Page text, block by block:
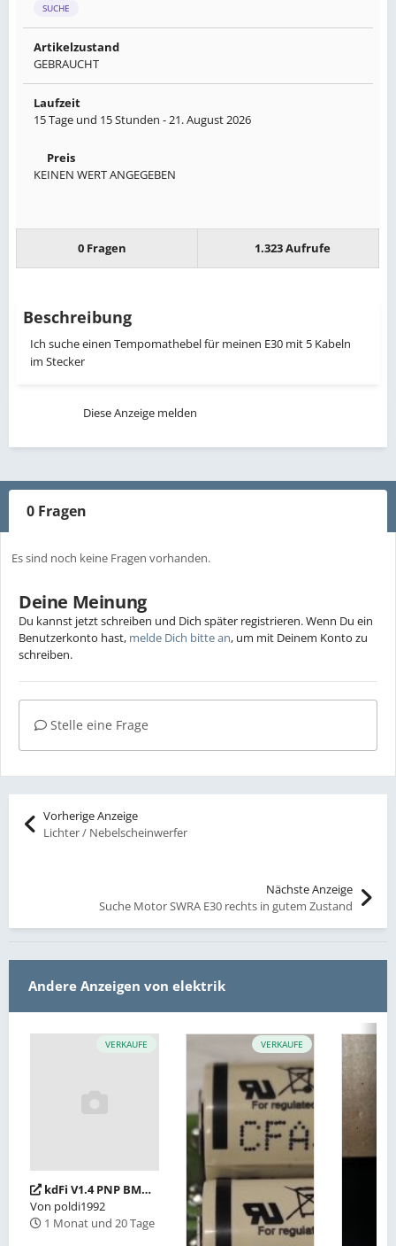
SUCHE
Artikelzustand
GEBRAUCHT
Laufzeit
15 Tage und 15 Stunden - 21. August 2026
Preis
KEINEN WERT ANGEGEBEN
0 Fragen 1.323 Aufrufe
Beschreibung
Ich suche einen Tempomathebel für meinen E30 mit 5 Kabeln
im Stecker
Diese Anzeige melden
0 Fragen
Es sind noch keine Fragen vorhanden.
Deine Meinung
Du kannst jetzt schreiben und Dich später registrieren. Wenn Du ein
Benutzerkonto hast, melde Dich bitte an, um mit Deinem Konto zu
schreiben.
Stelle eine Frage
Vorherige Anzeige
Lichter / Nebelscheinwerfer
Nächste Anzeige
Suche Motor SWRA E30 rechts in gutem Zustand
Andere Anzeigen von elektrik
VERKAUFE
kdFi V1.4 PNP BMW M42"
Von poldi1992
1 Monat und 20 Tage
VERKAUFE